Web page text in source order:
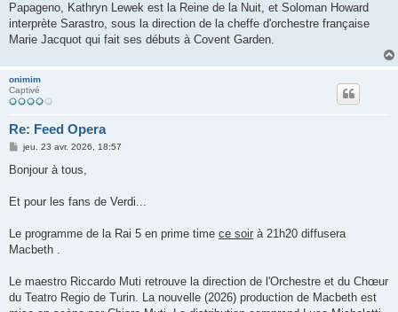
Papageno, Kathryn Lewek est la Reine de la Nuit, et Soloman Howard
interprète Sarastro, sous la direction de la cheffe d'orchestre française
Marie Jacquot qui fait ses débuts à Covent Garden.
onimim
Captivé
Re: Feed Opera
M
s
g
e
jeu. 23 avr. 2026, 18:57
Bonjour à tous,
Et pour les fans de Verdi...
Le programme de la Rai 5 en prime time ce soir à 21h20 diffusera
Macbeth .
Le maestro Riccardo Muti retrouve la direction de l'Orchestre et du Chœur
du Teatro Regio de Turin. La nouvelle (2026) production de Macbeth est